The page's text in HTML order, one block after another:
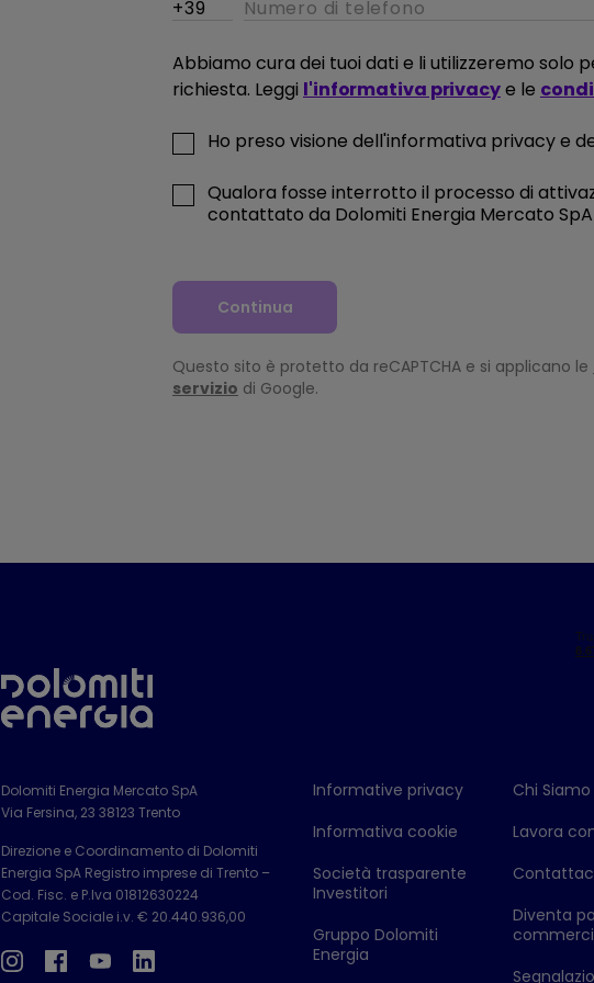
Abbiamo cura dei tuoi dati e li utilizzeremo solo
richiesta. Leggi l'informativa privacye le
Ho preso visione dell'informativa privacy e
Qualora fosse interrotto il processo di
contattato da Dolomiti Energia Mercato
Continua
Questo sito è protetto da reCAPTCHA e si applicano le
servizio di Google.
Dolomiti Energia Mercato SpA
Via Fersina, 23 38123 Trento
Direzione e Coordinamento di Dolomiti
Energia SpA Registro imprese di Trento –
Cod. Fisc. e P.Iva 01812630224
Capitale Sociale i.v. € 20.440.936,00
Informative privacy
Informativa cookie
Società trasparente
Investitori
Gruppo Dolomiti
Energia
Chi Siamo
Lavora
Diventa